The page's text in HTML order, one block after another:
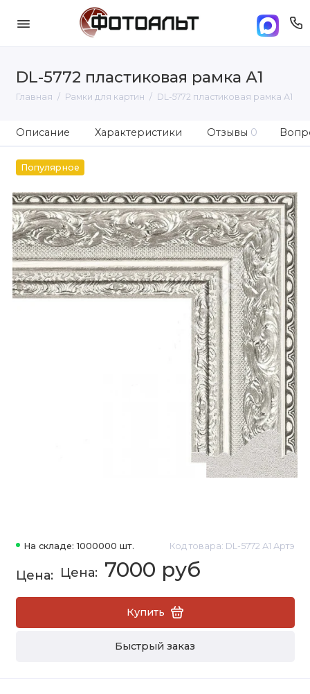
DL-5772 пластиковая рамка А1
Главная Рамки для картин DL-5772 пластиковая рамка А1
Описание Характеристики Отзывы 0
Популярное
На складе: 1000000 шт. Код товара: DL-5772 А1 Артэ
7000 руб
Купить
Быстрый заказ